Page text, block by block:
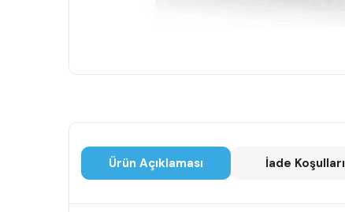
Ürün Açıklaması İade Koşulları